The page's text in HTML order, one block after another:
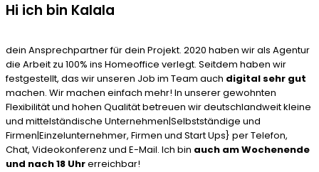
Hi ich bin Kalala
dein Ansprechpartner für dein Projekt. 2020 haben wir als Agentur
die Arbeit zu 100% ins Homeoffice verlegt. Seitdem haben wir
festgestellt, das wir unseren Job im Team auch digital sehr gut
machen. Wir machen einfach mehr! In unserer gewohnten
Flexibilität und hohen Qualität betreuen wir deutschlandweit kleine
und mittelständische Unternehmen|Selbstständige und
Firmen|Einzelunternehmer, Firmen und Start Ups} per Telefon,
Chat, Videokonferenz und E-Mail. Ich bin auch am Wochenende
und nach 18 Uhrerreichbar!